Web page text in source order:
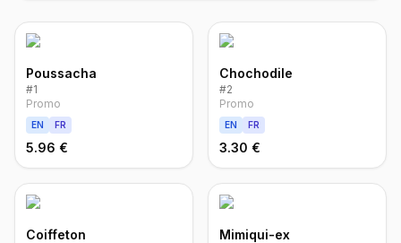
Poussacha
#1
Promo
EN FR
5.96 €
Chochodile
#2
Promo
EN FR
3.30 €
Coiffeton Mimiqui-ex